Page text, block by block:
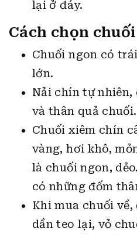
lại ở đáy.
Cách chọn
Chuối ngon có
lớn.
Nải chín tự nhiên,
và thân quả chuối.
Chuối xiêm chín
vàng, hơi khô,
là chuối ngon,
có những đốm
Khi mua chuối
dần teo lại, vỏ